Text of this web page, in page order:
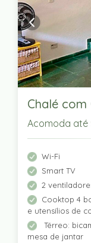
Chalé com
Acomoda até
Wi-Fi
Smart TV
2
Cooktop 4
e utensílios de
Térreo:
mesa de jantar